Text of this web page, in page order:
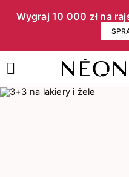
Wygraj 10 000 zł na